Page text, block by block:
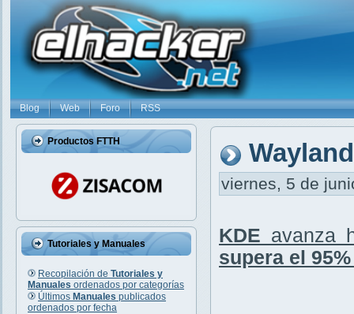
Blog Web Foro RSS
Productos FTTH
Tutoriales y Manuales
Recopilación de Tutoriales y
Manuales ordenados por categorías
Últimos Manuales publicados
ordenados por fecha
viernes, 5 de
KDE avanza
supera el 95%